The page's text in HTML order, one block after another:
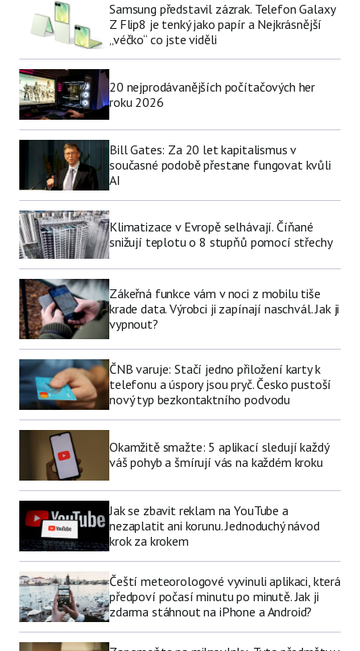
Samsung představil zázrak. Telefon Galaxy
Z Flip8 je tenký jako papír a Nejkrásnější
„véčko“ co jste viděli
20 nejprodávanějších počítačových her
roku 2026
Bill Gates: Za 20 let kapitalismus v
současné podobě přestane fungovat kvůli
AI
Klimatizace v Evropě selhávají. Číňané
snižují teplotu o 8 stupňů pomocí střechy
Zákeřná funkce vám v noci z mobilu tiše
krade data. Výrobci ji zapínají naschvál. Jak ji
vypnout?
ČNB varuje: Stačí jedno přiložení karty k
telefonu a úspory jsou pryč. Česko pustoší
nový typ bezkontaktního podvodu
Okamžitě smažte: 5 aplikací sledují každý
váš pohyb a šmírují vás na každém kroku
Jak se zbavit reklam na YouTube a
nezaplatit ani korunu. Jednoduchý návod
krok za krokem
Čeští meteorologové vyvinuli aplikaci, která
předpoví počasí minutu po minutě. Jak ji
zdarma stáhnout na iPhone a Android?